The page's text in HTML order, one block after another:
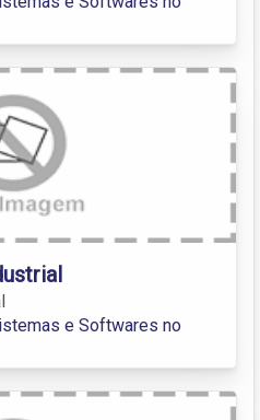
e Softwares no